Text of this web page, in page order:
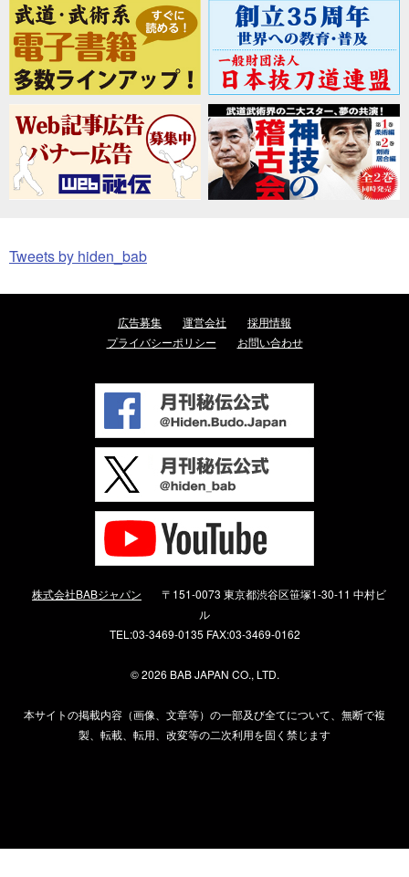
Tweets by hiden_bab
広告募集 運営会社
採用情報
プライバシーポリシー
お問い合わせ
株式会社BABジャパン
〒151-0073 東京都渋谷区笹塚1-30-11 中村ビ
ル
TEL:03-3469-0135 FAX:03-3469-0162
©2026 BAB JAPAN CO., LTD.
本サイトの掲載内容（画像、文章等）の一部及び全てについて、無断で複
製、転載、転用、改変等の二次利用を固く禁じます